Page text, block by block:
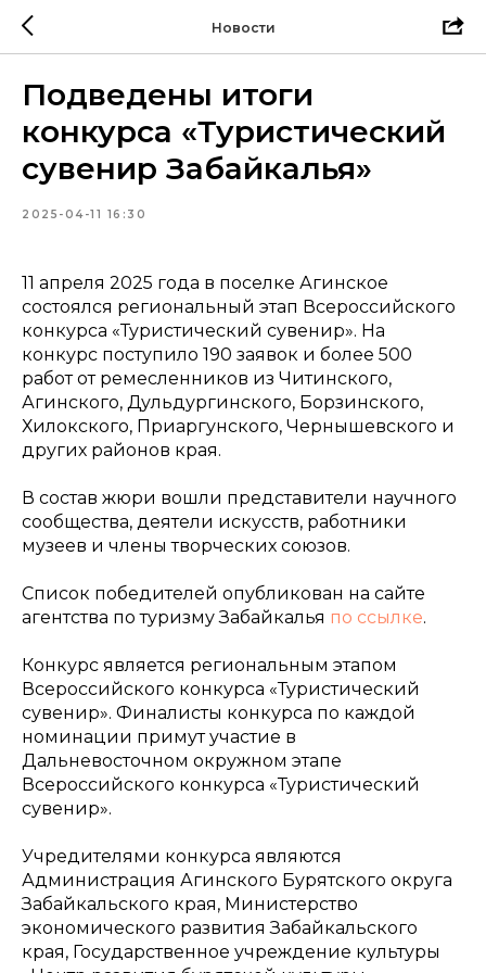
Новости
Подведены итоги
конкурса «Туристический
сувенир Забайкалья»
2025-04-11 16:30
11 апреля 2025 года в поселке Агинское
состоялся региональный этап Всероссийского
конкурса «Туристический сувенир». На
конкурс поступило 190 заявок и более 500
работ от ремесленников из Читинского,
Агинского, Дульдургинского, Борзинского,
Хилокского, Приаргунского, Чернышевского и
других районов края.
В состав жюри вошли представители научного
сообщества, деятели искусств, работники
музеев и члены творческих союзов.
Список победителей опубликован на сайте
агентства по туризму Забайкалья по ссылке.
Конкурс является региональным этапом
Всероссийского конкурса «Туристический
сувенир». Финалисты конкурса по каждой
номинации примут участие в
Дальневосточном окружном этапе
Всероссийского конкурса «Туристический
сувенир».
Учредителями конкурса являются
Администрация Агинского Бурятского округа
Забайкальского края, Министерство
экономического развития Забайкальского
края, Государственное учреждение культуры